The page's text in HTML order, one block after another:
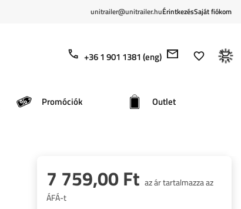
unitrailer@unitrailer.huÉrintkezésSaját fiókom
+36 1 901 1381 (eng)
Promóciók Outlet
7 759,00 Ft az ár tartalmazza az
ÁFÁ-t